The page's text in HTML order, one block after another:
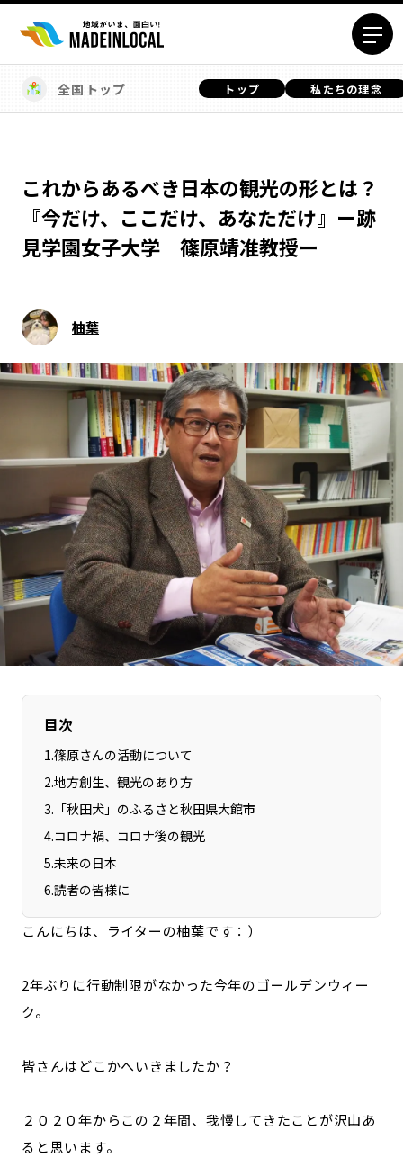
エリアから探す
宮城エリア
秋田エリア
山形エリア
福島エリア
茨城エリア
栃木エリア
群馬エリア
埼玉エリア
千葉エリア
東京23区エリア
神奈川エリア
富山エリア
石川エリア
福井エリア
山梨エリア
長野エリア
岐阜エリア
静岡エリア
愛知エリア
三重エリア
滋賀エリア
京都エリア
大阪市エリア
北摂エリア
堺・泉州エリア
河内エリア
兵庫エリア
奈良エリア
和歌山エリア
鳥取エリア
島根エリア
岡山エリア
広島エリア
高知エリア
佐賀エリア
熊本エリア
宮崎エリア
鹿児島エリア
沖縄エリア
カテゴリから探す
プレスリリース
行政連携記事
MILCプロジェクト
イベント
飲食店
Sporkle
全国トップ トップ 私たちの理念
これからあるべき日本の観光の形とは？
『今だけ、ここだけ、あなただけ』ー跡
見学園女子大学 篠原靖准教授ー
柚葉
目次
1.篠原さんの活動について
2.地方創生、観光のあり方
3. 「秋田犬」のふるさと秋田県大館市
4.コロナ禍、コロナ後の観光
5.未来の日本
6.読者の皆様に
こんにちは、ライターの柚葉です：）
2年ぶりに行動制限がなかった今年のゴールデンウィー
ク。
皆さんはどこかへいきましたか？
２０２０年からこの２年間、我慢してきたことが沢山あ
ると思います。